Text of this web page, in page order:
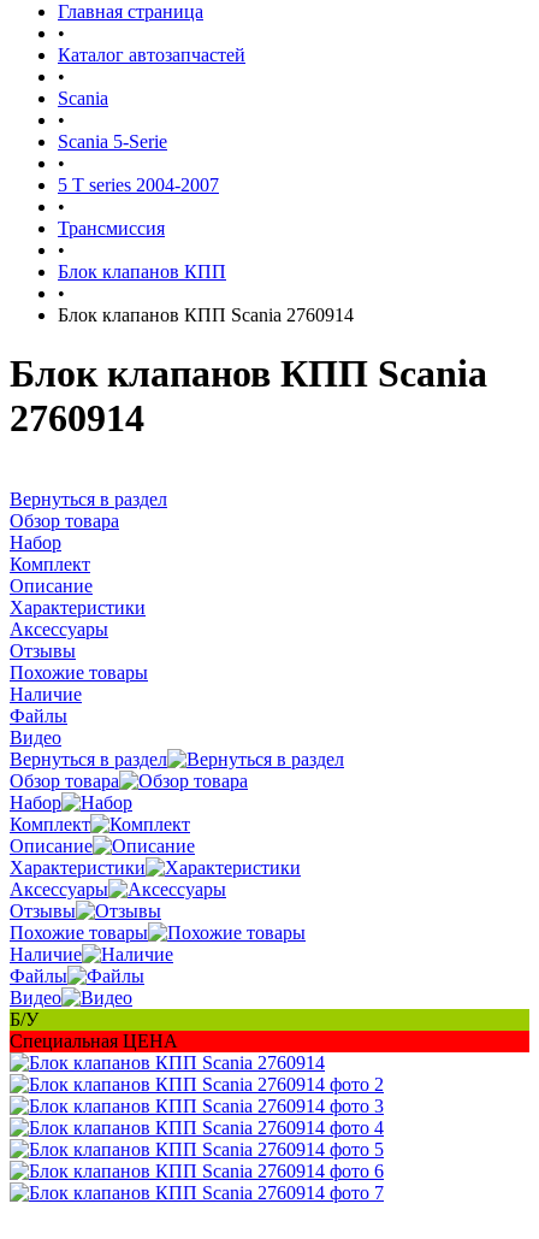
Главная страница
•
Каталог автозапчастей
•
Scania
•
Scania 5-Serie
•
5 T series 2004-2007
•
Трансмиссия
•
Блок клапанов КПП
•
Блок клапанов КПП Scania 2760914
Блок клапанов КПП Scania
2760914
Вернуться в раздел
Обзор товара
Набор
Комплект
Описание
Характеристики
Аксессуары
Отзывы
Похожие товары
Наличие
Файлы
Видео
Вернуться в раздел
Обзор товара
Набор
Комплект
Описание
Характеристики
Аксессуары
Отзывы
Похожие товары
Наличие
Файлы
Видео
Б/У
Специальная ЦЕНА